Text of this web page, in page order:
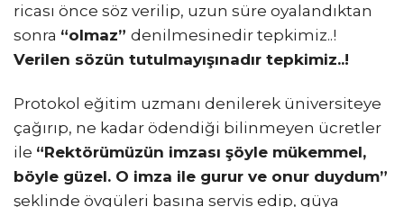
ricası önce söz verilip, uzun süre oyalandıktan
sonra “olmaz” denilmesinedir tepkimiz..!
Verilen sözün tutulmayışınadır tepkimiz..!
Protokol eğitim uzmanı denilerek üniversiteye
çağırıp, ne kadar ödendiği bilinmeyen ücretler
ile “Rektörümüzün imzası şöyle mükemmel,
böyle güzel. O imza ile gurur ve onur duydum”
şeklinde övgüleri basına servis edip, güya